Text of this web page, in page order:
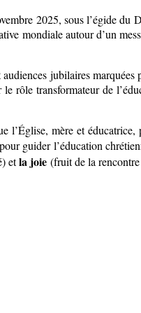
2025, sous l’égide
mondiale autour d’un
jubilaires
rôle transformateur de
l’Église, mère et
guider l’éducation
etla joie (fruit de la